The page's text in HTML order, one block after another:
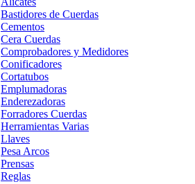
Bastidores de Cuerdas
Cementos
Cera Cuerdas
Comprobadores y Medidores
Conificadores
Cortatubos
Emplumadoras
Enderezadoras
Forradores Cuerdas
Herramientas Varias
Llaves
Pesa Arcos
Prensas
Reglas